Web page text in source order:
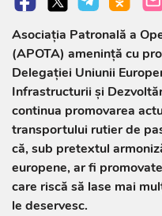
Asociația Patronală a
(APOTA) amenință cu
Delegației Uniunii
Infrastructurii și
continua promovarea
transportului rutier de
că, sub pretextul
europene, ar fi
care riscă să lase mai
le deservesc.